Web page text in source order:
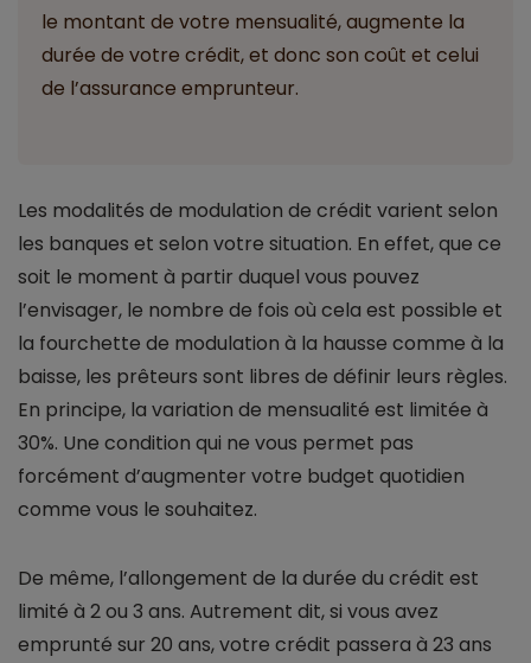
le montant de votre mensualité, augmente la
durée de votre crédit, et donc son coût et celui
de l’assurance emprunteur.
Les modalités de modulation de crédit varient selon
les banques et selon votre situation. En effet, que ce
soit le moment à partir duquel vous pouvez
l’envisager, le nombre de fois où cela est possible et
la fourchette de modulation à la hausse comme à la
baisse, les prêteurs sont libres de définir leurs règles.
En principe, la variation de mensualité est limitée à
30%. Une condition qui ne vous permet pas
forcément d’augmenter votre budget quotidien
comme vous le souhaitez.
De même, l’allongement de la durée du crédit est
limité à 2 ou 3 ans. Autrement dit, si vous avez
emprunté sur 20 ans, votre crédit passera à 23 ans